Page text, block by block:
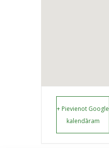
+ Pievienot Google
kalendāram